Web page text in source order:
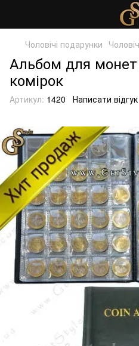
Чоловічі подарунки
Альбом для монет
комірок
Артикул: 1420 Написати відгук